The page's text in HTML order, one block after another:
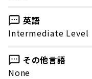
英語
Intermediate Level
その他言語
None